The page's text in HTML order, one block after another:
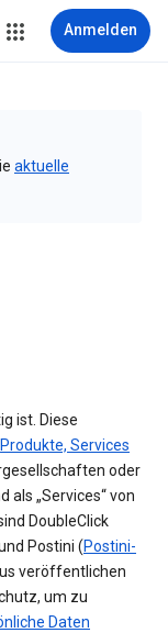
Anmelden
aktuelle
ist. Diese
Produkte, Services
oder
„Services“ von
DoubleClick
Postini (Postini-
veröffentlichen
um zu
Daten